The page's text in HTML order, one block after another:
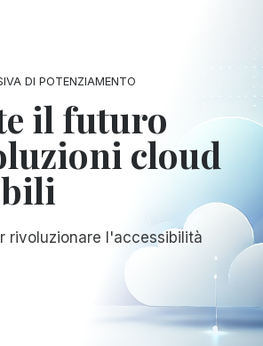
DI POTENZIAMENTO
il futuro
cloud
rivoluzionare l'accessibilità